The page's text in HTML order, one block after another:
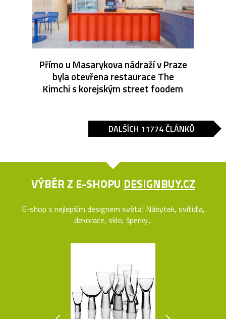
Přímo u Masarykova nádraží v Praze
byla otevřena restaurace The
Kimchi s korejským street foodem
DALŠÍCH 11774 ČLÁNKŮ
VÝBĚR Z E-SHOPU DESIGNBUY.CZ
E-shop s nejlepším designem světa! Nábytek, svítidla,
dekorace, sklo, šperky...